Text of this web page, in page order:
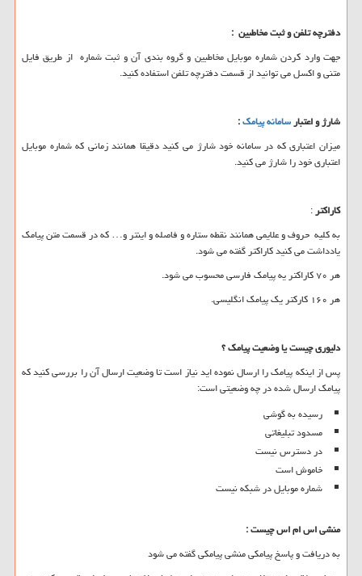
دفترچه تلفن و ثبت مخاطبین :
جهت وارد کردن شماره موبایل مخاطبین و گروه بندی آن و ثبت شماره از طریق فایل
متنی و اکسل می توانید از قسمت دفترچه تلفن استفاده کنید.
شارژ و اعتبارسامانه پیامک:
میزان اعتباری که در سامانه خود شارژ می کنید دقیقا همانند زمانی که شماره موبایل
اعتباری خود را شارژ می کنید.
کاراکتر:
به کلیه حروف و علایمی همانند نقطه ستاره و فاصله و اینتر و… که در قسمت متن پیامک
یادداشت می کنید کاراکتر گفته می شود.
هر ۷۰ کاراکتر یه پیامک فارسی محسوب می شود.
هر ۱۶۰ کارکتر یک پیامک انگلیسی.
دلیوری چیست یا وضعیت پیامک ؟
پس از اینکه پیامک را ارسال نموده اید نیاز است تا وضعیت ارسال آن را بررسی کنید که
پیامک ارسال شده در چه وضعیتی است:
رسیده به گوشی
مسدود تبلیغاتی
در دسترس نیست
خاموش است
شماره موبایل در شبکه نیست
منشی اس ام اس چیست:
به دریافت و پاسخ پیامکی منشی پیامکی گفته می شود